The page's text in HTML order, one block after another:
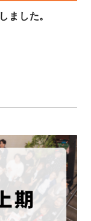
ました。